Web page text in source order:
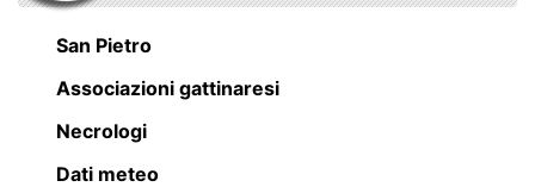
San Pietro
Associazioni gattinaresi
Necrologi
Dati meteo